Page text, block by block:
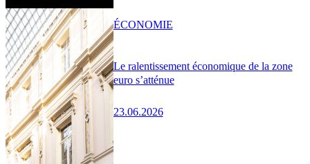
Le ralentissement économique de la zone
euro s’atténue
23.06.2026
ÉCONOMIE